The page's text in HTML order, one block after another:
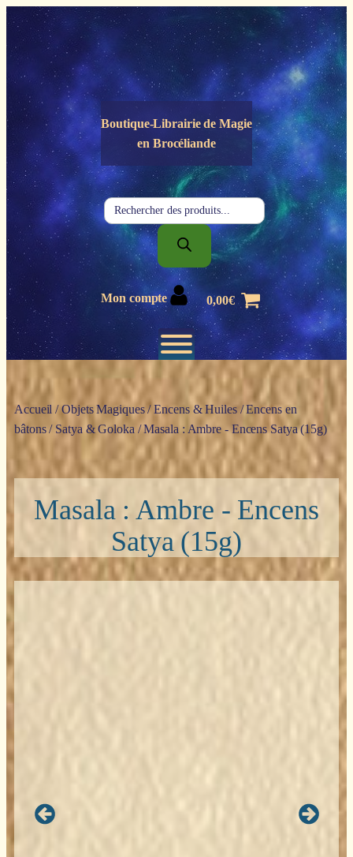
Panneau de gestion des cookies
Boutique-Librairie deMagie
en Brocéliande
Recherche
de
produits
Mon compte 0,00€
Accueil /Objets Magiques/Encens & Huiles/Encens en
bâtons/ Satya & Goloka / Masala : Ambre - Encens Satya (15g)
Masala : Ambre - Encens
Satya (15g)